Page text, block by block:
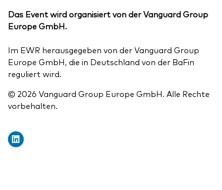
Das Event wird organisiert von der Vanguard Group
Europe GmbH.
Im EWR herausgegeben von der Vanguard Group
Europe GmbH, die in Deutschland von der BaFin
reguliert wird.
© 2026 Vanguard Group Europe GmbH. Alle Rechte
vorbehalten.